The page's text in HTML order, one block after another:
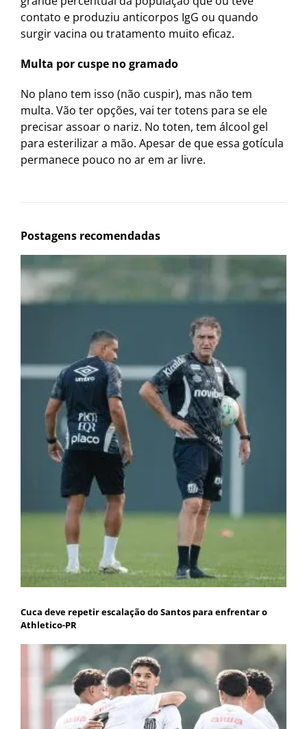
contato e produziu anticorpos IgG ou quando
surgir vacina ou tratamento muito eficaz.
Multa por cuspe no gramado
No plano tem isso (não cuspir), mas não tem
multa. Vão ter opções, vai ter totens para se ele
precisar assoar o nariz. No toten, tem álcool gel
para esterilizar a mão. Apesar de que essa gotícula
permanece pouco no ar em ar livre.
Postagens recomendadas
Cuca deve repetir escalação do Santos para enfrentar o
Athletico-PR